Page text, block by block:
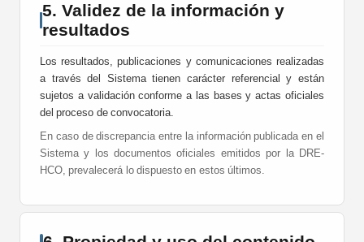
5. Validez de la información y
resultados
Los resultados, publicaciones y comunicaciones realizadas
a través del Sistema tienen carácter referencial y están
sujetos a validación conforme a las bases y actas oficiales
del proceso de convocatoria.
En caso de discrepancia entre la información publicada en el
Sistema y los documentos oficiales emitidos por la DRE-
HCO, prevalecerá lo dispuesto en estos últimos.